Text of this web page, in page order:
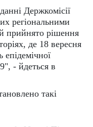
Держкомісії
регіональними
прийнято рішення
де 18 вересня
- йдеться в
такі